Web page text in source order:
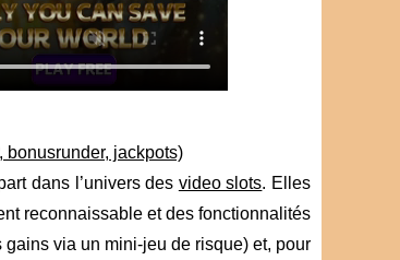
bonusrunder, jackpots)
dans l’univers des video slots. Elles
reconnaissable et des fonctionnalités
via un mini-jeu de risque) et, pour